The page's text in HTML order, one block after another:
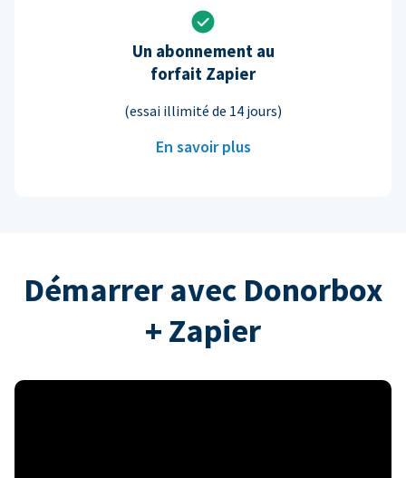
Un abonnement au
forfait Zapier
(essai illimité de 14 jours)
En savoir plus
Démarrer avec Donorbox
+ Zapier